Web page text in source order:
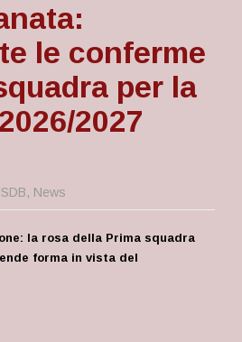
le conferme
per la
2027
, News
la rosa della Prima squadra
forma in vista del